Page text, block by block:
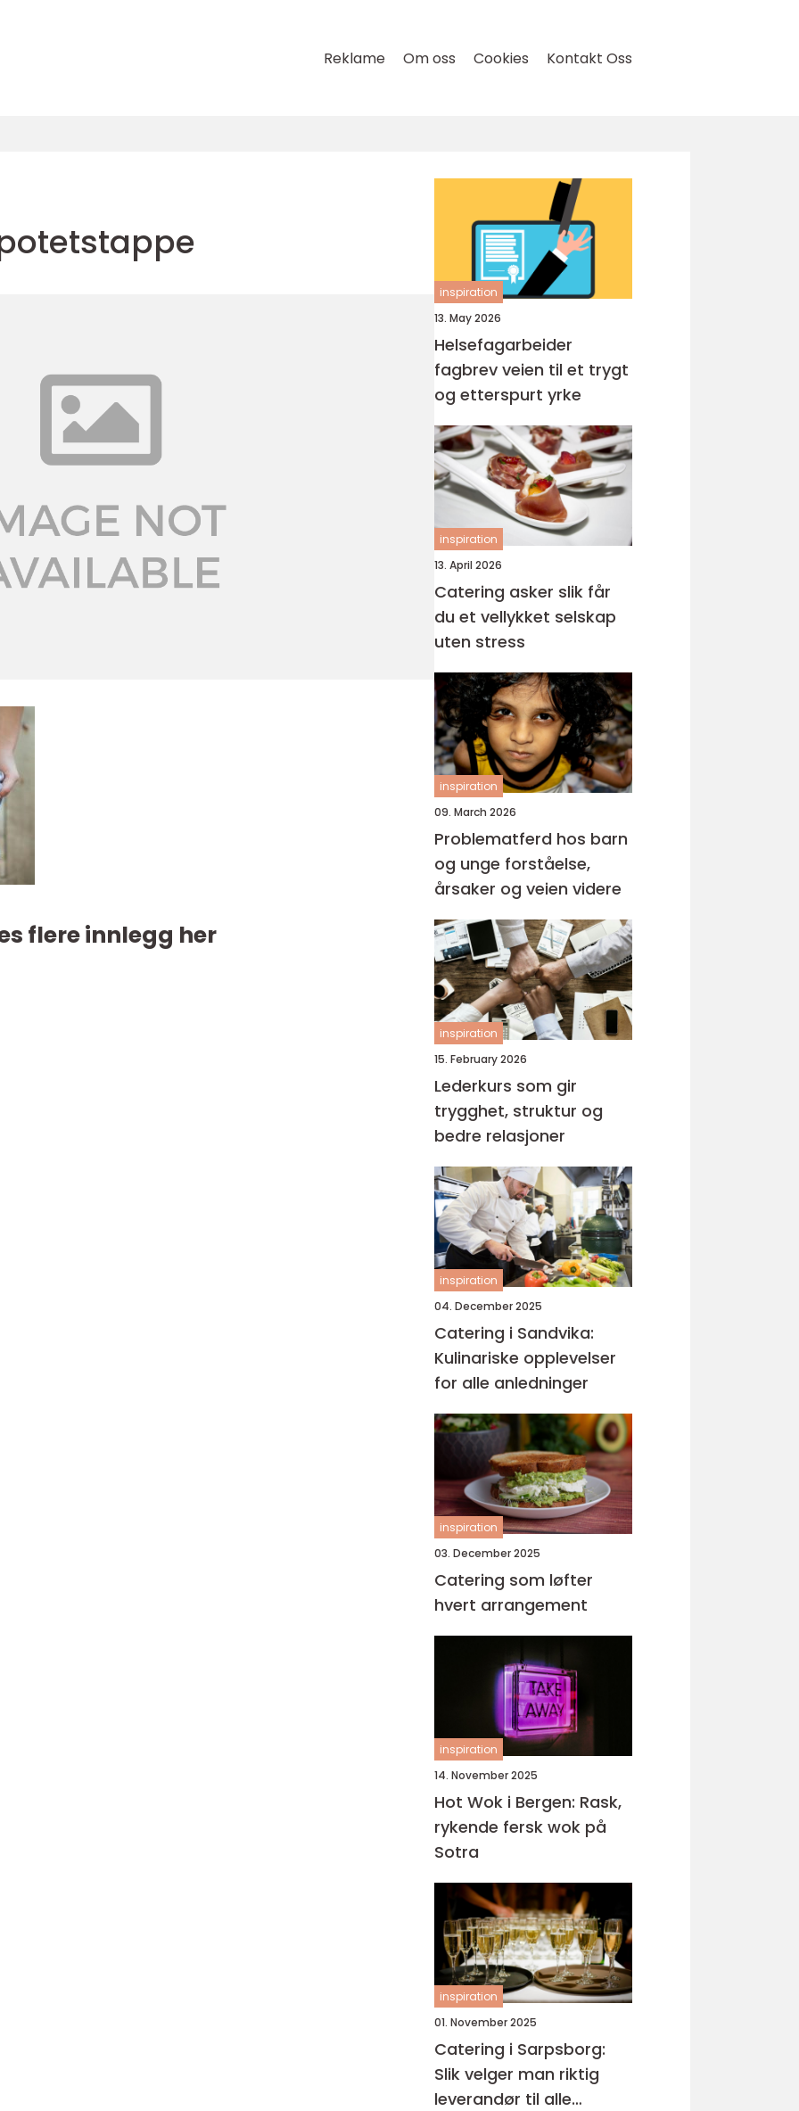
Reklame Om oss Cookies Kontakt Oss
flere innlegg her
inspiration
13. May 2026
Helsefagarbeider
fagbrev veien til et trygt
og etterspurt yrke
inspiration
13. April 2026
Catering asker slik får
du et vellykket selskap
uten stress
inspiration
09. March 2026
Problematferd hos barn
og unge forståelse,
årsaker og veien videre
inspiration
15. February 2026
Lederkurs som gir
trygghet, struktur og
bedre relasjoner
inspiration
04. December 2025
Catering i Sandvika:
Kulinariske opplevelser
for alle anledninger
inspiration
03. December 2025
Catering som løfter
hvert arrangement
inspiration
14. November 2025
Hot Wok i Bergen: Rask,
rykende fersk wok på
Sotra
inspiration
01. November 2025
Catering i Sarpsborg:
Slik velger man riktig
leverandør til alle